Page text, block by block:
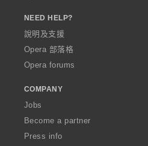
NEED HELP?
說明及支援
Opera 部落格
Opera forums
COMPANY
Jobs
Become a partner
Press info